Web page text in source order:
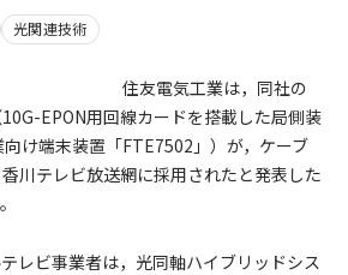
光関連技術
住友電気工業は，同社の
EPON用回線カードを搭載した局側装
け端末装置「FTE7502」）が，ケーブ
川テレビ放送網に採用されたと発表した
レビ事業者は，光同軸ハイブリッドシス